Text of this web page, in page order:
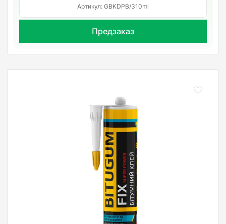
Артикул: GBKDPB/310ml
Предзаказ